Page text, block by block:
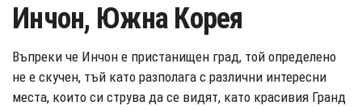
Инчон, Южна Корея
Въпреки че Инчон е пристанищен град, той определено
не е скучен, тъй като разполага с различни интересни
места, които си струва да се видят, като красивия Гранд